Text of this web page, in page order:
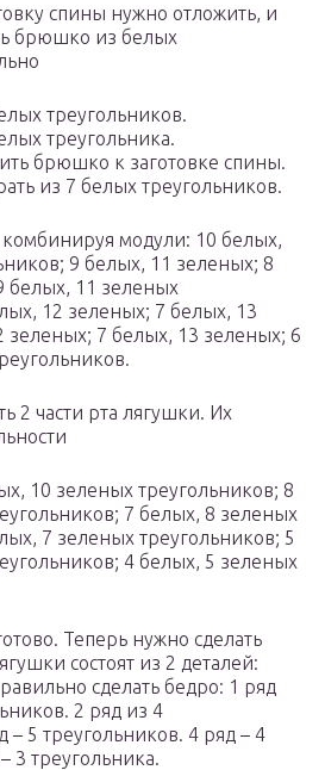
спины нужно отложить, и
брюшко из белых
треугольников.
треугольника.
брюшко к заготовке спины.
из 7 белых треугольников.
модули: 10 белых,
9 белых, 11 зеленых; 8
белых, 11 зеленых
12 зеленых; 7 белых, 13
зеленых; 7 белых, 13 зеленых; 6
2 части рта лягушки. Их
10 зеленых треугольников; 8
7 белых, 8 зеленых
7 зеленых треугольников; 5
4 белых, 5 зеленых
Теперь нужно сделать
состоят из 2 деталей:
сделать бедро: 1 ряд
2 ряд из 4
– 5 треугольников. 4 ряд – 4
3 треугольника.